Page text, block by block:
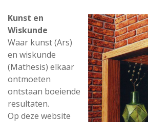
Kunst en
Wiskunde
Waar kunst (Ars)
en wiskunde
(Mathesis) elkaar
ontmoeten
ontstaan boeiende
resultaten.
Op deze website